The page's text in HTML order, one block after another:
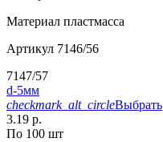
Материал пластмасса
Артикул 7146/56
7147/57
d-5мм
checkmark_alt_circleВыбрать
3.19 р.
По 100 шт